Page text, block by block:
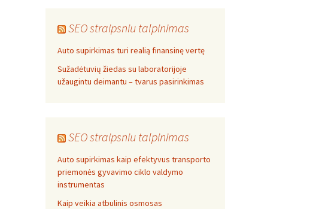
SEO straipsniu talpinimas
Auto supirkimas turi realią finansinę vertę
Sužadėtuvių žiedas su laboratorijoje
užaugintu deimantu – tvarus pasirinkimas
SEO straipsniu talpinimas
Auto supirkimas kaip efektyvus transporto
priemonės gyvavimo ciklo valdymo
instrumentas
Kaip veikia atbulinis osmosas